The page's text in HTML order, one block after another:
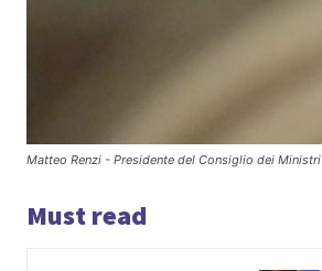
Matteo Renzi - Presidente del Consiglio dei Ministri
Must read